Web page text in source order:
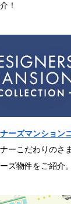
！
ーズマンション
ーこだわりのさ
ズ物件をご紹介。